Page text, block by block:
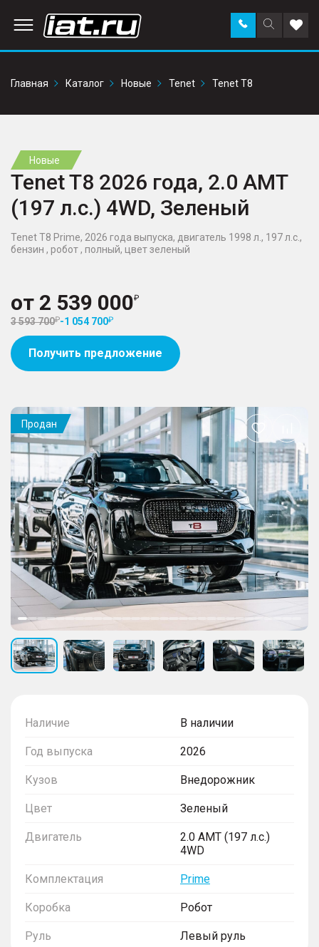
Поиск
по
Заказать
звонок в
Главная
Каталог Новые Tenet Tenet T8
Новые
Tenet T8 2026 года, 2.0 AMT
(197 л.с.) 4WD, Зеленый
Tenet T8 Prime, 2026 года выпуска, двигатель 1998 л., 197 л.с.,
бензин , робот , полный, цвет зеленый
от 2 539 000
3 593 700 -1 054 700
Получить предложение
Наличие В наличии
Год выпуска 2026
Кузов Внедорожник
Цвет Зеленый
Двигатель
2.0 AMT (197 л.с.)
4WD
Комплектация Prime
Коробка Робот
Руль Левый руль
Продан
Добавить
в
избранное